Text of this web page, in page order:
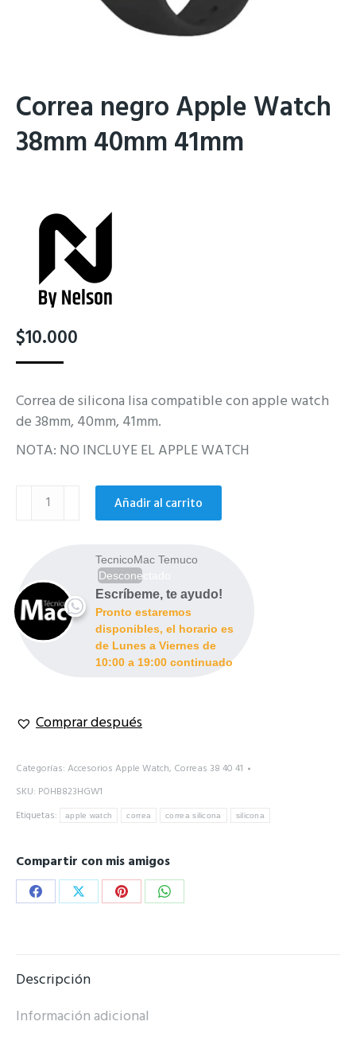
Correa negro Apple Watch
38mm 40mm 41mm
$10.000
Correa de silicona lisa compatible con apple watch
de 38mm, 40mm, 41mm.
NOTA: NO INCLUYE EL APPLE WATCH
Correa
38mm
40mm
41mm
cantidad
Añadir al carrito
TecnicoMac Temuco
Desconectado
Escríbeme, te ayudo!
Pronto estaremos
disponibles, el horario es
de Lunes a Viernes de
10:00 a 19:00 continuado
Comprar después
Categorías: Accesorios Apple Watch, Correas 38 40 41
SKU: POHB823HGW1
Etiquetas:
apple watch correa correa silicona silicona
Compartir con mis amigos
Share
Share
Share
Share
Descripción
Información adicional